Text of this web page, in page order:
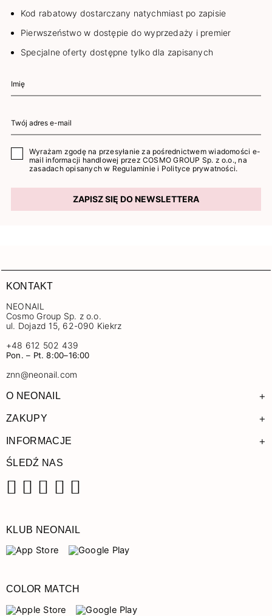
Kod rabatowy dostarczany natychmiast po zapisie
Pierwszeństwo w dostępie do wyprzedaży i premier
Specjalne oferty dostępne tylko dla zapisanych
Wyrażam zgodę na przesyłanie za pośrednictwem wiadomości e-
mail informacji handlowej przez COSMO GROUP Sp. z o.o., na
zasadach opisanych w Regulaminie i Polityce prywatności.
ZAPISZ SIĘ DO NEWSLETTERA
KONTAKT
NEONAIL
Cosmo Group Sp. z o.o.
ul. Dojazd 15, 62-090 Kiekrz
+48 612 502 439
Pon. – Pt. 8:00–16:00
znn@neonail.com
O NEONAIL +
ZAKUPY +
INFORMACJE +
ŚLEDŹ NAS
KLUB NEONAIL
COLOR MATCH